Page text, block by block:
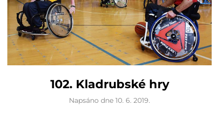
102. Kladrubské hry
Napsáno dne 10. 6. 2019.